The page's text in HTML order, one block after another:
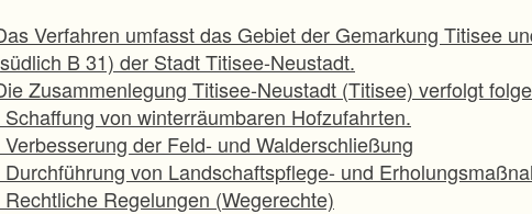
Verfahren umfasst das Gebiet der Gemarkung Titisee
B 31) der Stadt Titisee-Neustadt.
Zusammenlegung Titisee-Neustadt (Titisee) verfolgt
Schaffung von winterräumbaren Hofzufahrten.
Verbesserung der Feld- und Walderschließung
Durchführung von Landschaftspflege- und
Rechtliche Regelungen (Wegerechte)